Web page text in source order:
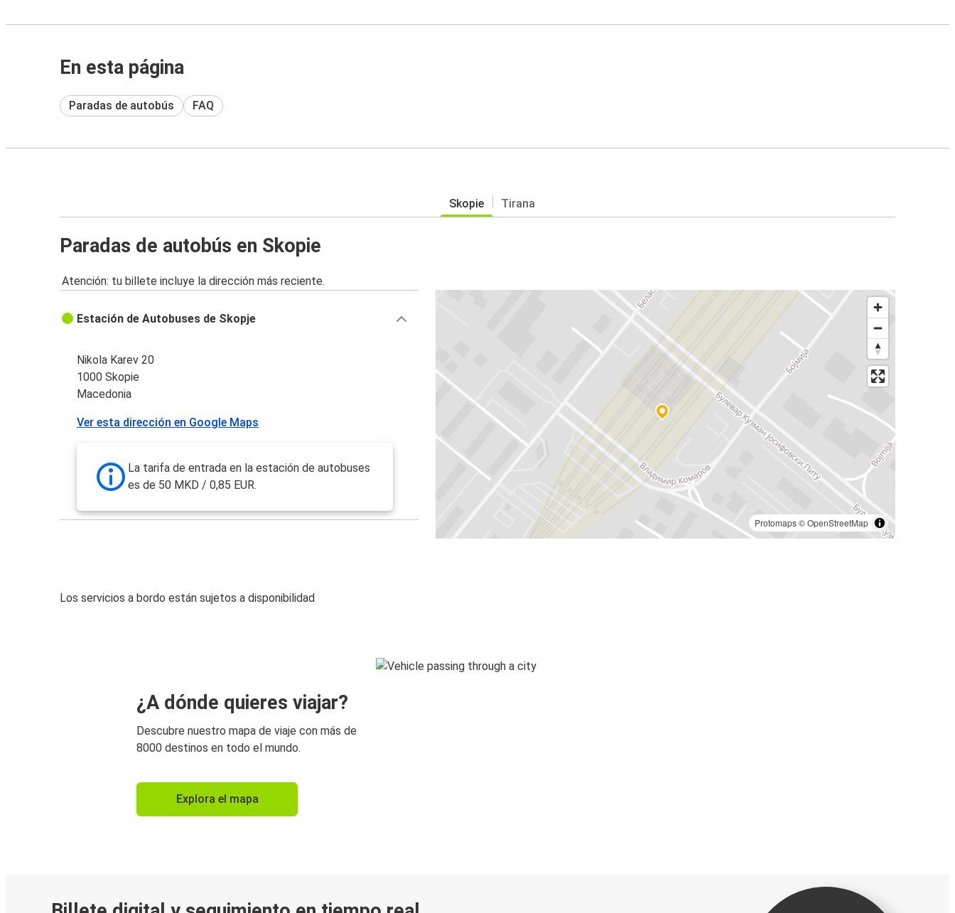
En esta página
Paradas de autobús FAQ
Skopie Tirana
Paradas de autobús en Skopie
Atención: tu billete incluye la dirección más reciente.
Protomaps©OpenStreetMap
Estación de Autobuses de Skopje
Nikola Karev 20
1000 Skopie
Macedonia
Ver esta dirección en Google Maps
La tarifa de entrada en la estación de autobuses
es de 50 MKD / 0,85 EUR.
Los servicios a bordo están sujetos a disponibilidad
¿A dónde quieres viajar?
Descubre nuestro mapa de viaje con más de
8000 destinos en todo el mundo.
Explora el mapa